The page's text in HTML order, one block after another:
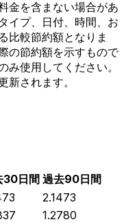
金を含まない場合があ
イプ、日付、時間、お
比較節約額となりま
の節約額を示すもので
み使用してください。
新されます。
30日間 過去90日間
2.1473
1.2780